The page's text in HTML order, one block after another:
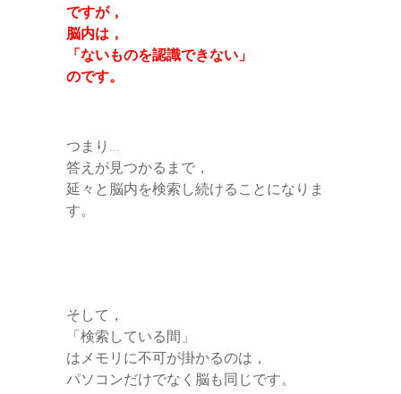
ですが，
脳内は，
「ないものを認識できない」
のです。
つまり…
答えが見つかるまで，
延々と脳内を検索し続けることになりま
す。
そして，
「検索している間」
はメモリに不可が掛かるのは，
パソコンだけでなく脳も同じです。